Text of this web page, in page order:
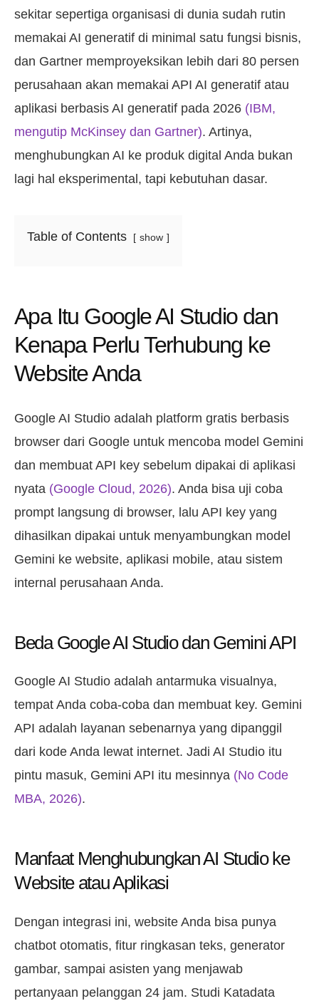
sekitar sepertiga organisasi di dunia sudah rutin
memakai AI generatif di minimal satu fungsi bisnis,
dan Gartner memproyeksikan lebih dari 80 persen
perusahaan akan memakai API AI generatif atau
aplikasi berbasis AI generatif pada 2026 (IBM,
mengutip McKinsey dan Gartner). Artinya,
menghubungkan AI ke produk digital Anda bukan
lagi hal eksperimental, tapi kebutuhan dasar.
Table of Contents show
Apa Itu Google AI Studio dan
Kenapa Perlu Terhubung ke
Website Anda
Google AI Studio adalah platform gratis berbasis
browser dari Google untuk mencoba model Gemini
dan membuat API key sebelum dipakai di aplikasi
nyata (Google Cloud, 2026). Anda bisa uji coba
prompt langsung di browser, lalu API key yang
dihasilkan dipakai untuk menyambungkan model
Gemini ke website, aplikasi mobile, atau sistem
internal perusahaan Anda.
Beda Google AI Studio dan Gemini API
Google AI Studio adalah antarmuka visualnya,
tempat Anda coba-coba dan membuat key. Gemini
API adalah layanan sebenarnya yang dipanggil
dari kode Anda lewat internet. Jadi AI Studio itu
pintu masuk, Gemini API itu mesinnya (No Code
MBA, 2026).
Manfaat Menghubungkan AI Studio ke
Website atau Aplikasi
Dengan integrasi ini, website Anda bisa punya
chatbot otomatis, fitur ringkasan teks, generator
gambar, sampai asisten yang menjawab
pertanyaan pelanggan 24 jam. Studi Katadata